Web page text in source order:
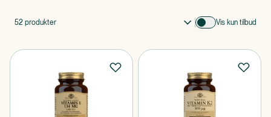
52 produkter Vis kun tilbud